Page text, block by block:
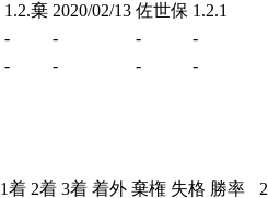
1.2.棄 2020/02/13 佐世保 1.2.1
- - -
-
- - - -
1着 2着 3着 着外 棄権 失格 勝率